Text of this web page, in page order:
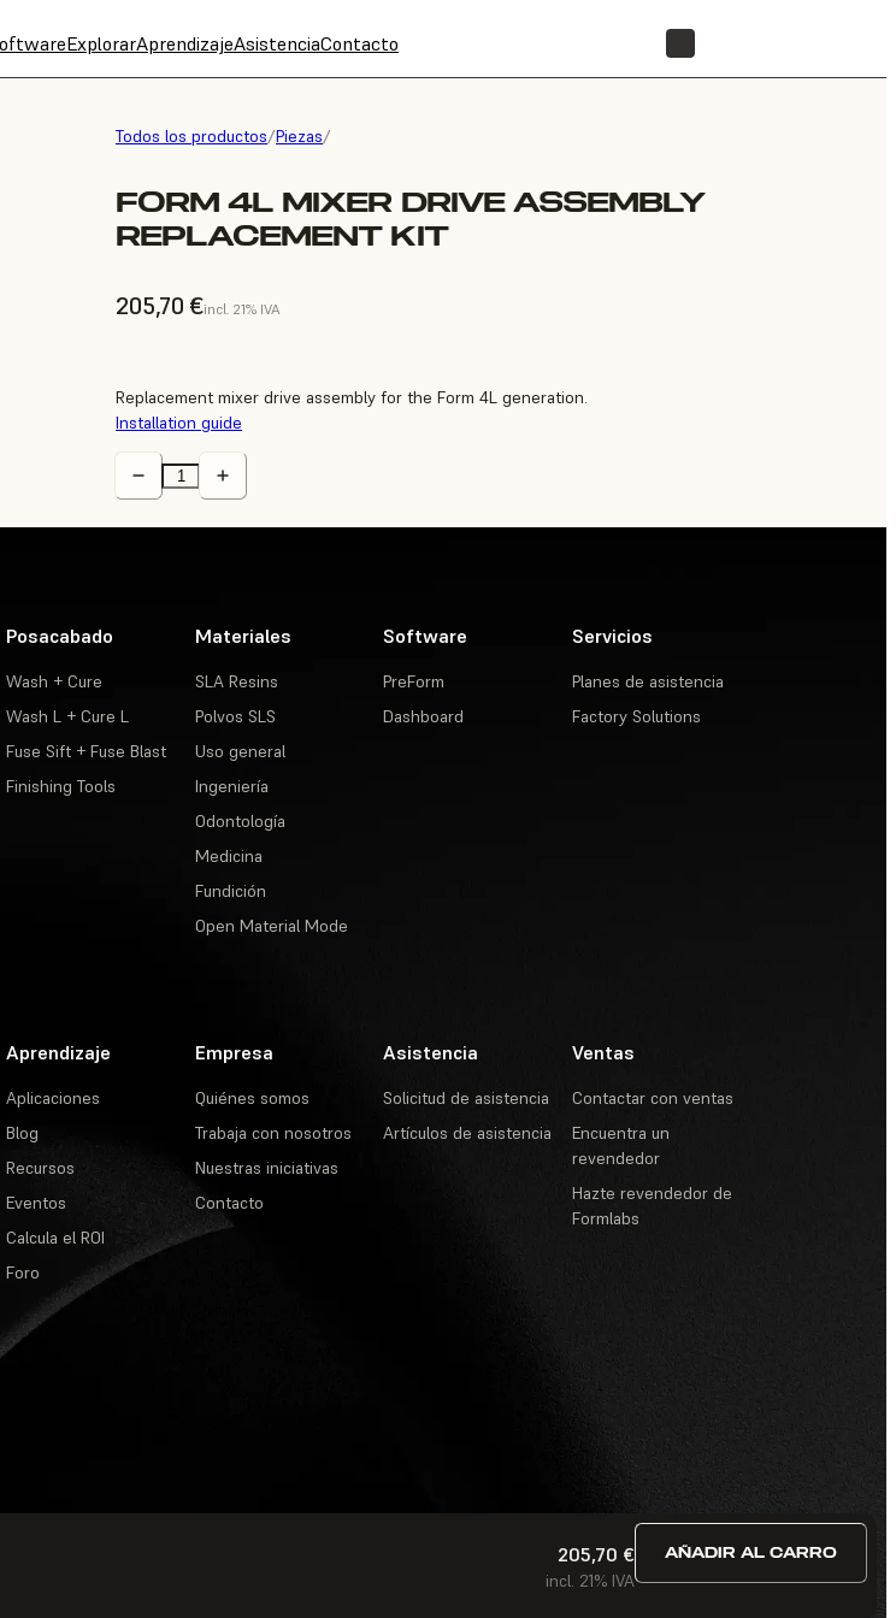
ExplorarAprendizajeAsistenciaContacto
Todos los productos/Piezas/
FORM 4L MIXER DRIVE ASSEMBLY
REPLACEMENT KIT
205,70 €incl. 21% IVA
Replacement mixer drive assembly for the Form 4L generation.
Installation guide
205,70 €
incl. 21% IVA
AÑADIR AL CARRO
Posacabado
Wash + Cure
Wash L + Cure L
Fuse Sift + Fuse Blast
Finishing Tools
Materiales
SLA Resins
Polvos SLS
Uso general
Ingeniería
Odontología
Medicina
Fundición
Open Material Mode
Software
PreForm
Dashboard
Servicios
Planes de asistencia
Factory Solutions
Aprendizaje
Aplicaciones
Blog
Recursos
Eventos
Calcula el ROI
Foro
Empresa
Quiénes somos
Trabaja con nosotros
Nuestras iniciativas
Contacto
Asistencia
Solicitud de asistencia
Artículos de asistencia
Ventas
Contactar con ventas
Encuentra un
revendedor
Hazte revendedor de
Formlabs
Concursos y sorteos · Preguntas frecuentes